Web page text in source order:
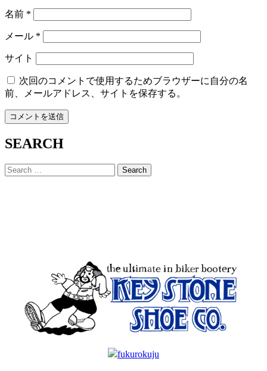
名前 *
メール *
サイト
次回のコメントで使用するためブラウザーに自分の名
前、メールアドレス、サイトを保存する。
SEARCH
fukurokuju